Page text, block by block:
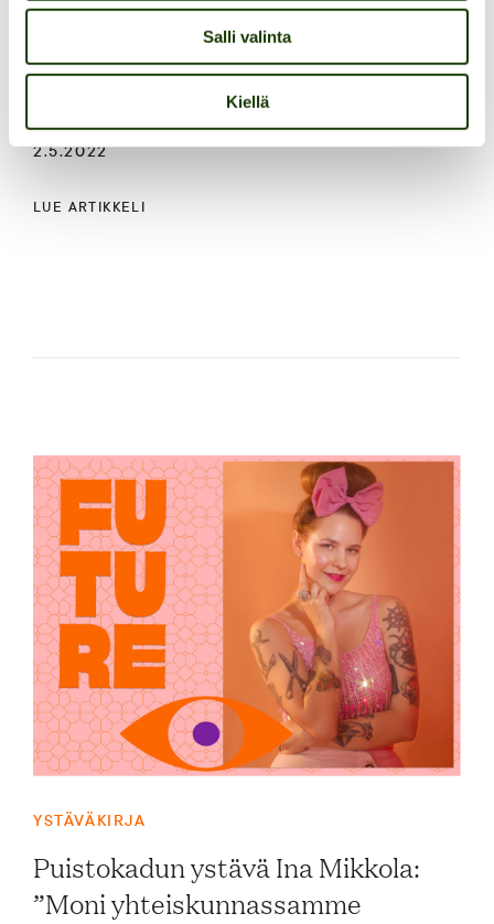
Salli valinta
Kiellä
Puistokadun ystävä Ajak Majok ja
hyvän elämän resepti
2.5.2022
LUE ARTIKKELI
YSTÄVÄKIRJA
Puistokadun ystävä Ina Mikkola:
”Moni yhteiskunnassamme